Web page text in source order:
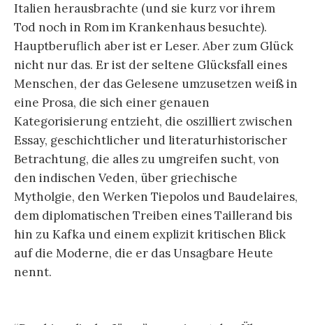
Italien herausbrachte (und sie kurz vor ihrem
Tod noch in Rom im Krankenhaus besuchte).
Hauptberuflich aber ist er Leser. Aber zum Glück
nicht nur das. Er ist der seltene Glücksfall eines
Menschen, der das Gelesene umzusetzen weiß in
eine Prosa, die sich einer genauen
Kategorisierung entzieht, die oszilliert zwischen
Essay, geschichtlicher und literaturhistorischer
Betrachtung, die alles zu umgreifen sucht, von
den indischen Veden, über griechische
Mytholgie, den Werken Tiepolos und Baudelaires,
dem diplomatischen Treiben eines Taillerand bis
hin zu Kafka und einem explizit kritischen Blick
auf die Moderne, die er das Unsagbare Heute
nennt.